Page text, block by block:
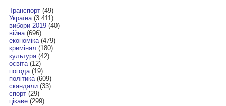
Транспорт(49)
Україна(3 411)
вибори 2019(40)
війна(696)
економіка(479)
кримінал (180)
культура(42)
освіта(12)
погода(19)
політика(609)
скандали(33)
спорт(29)
цікаве(299)